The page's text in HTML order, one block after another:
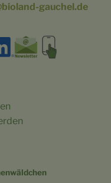
gauchel.de
Link zu https://
Link zu https://
Externer Link zu
Externer Link